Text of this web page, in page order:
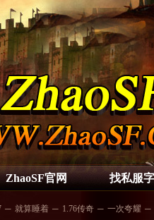
ZhaoSF官网 找私服
─ 就算睡着 ─ 1.76传奇 ─ 一次夸耀 ─